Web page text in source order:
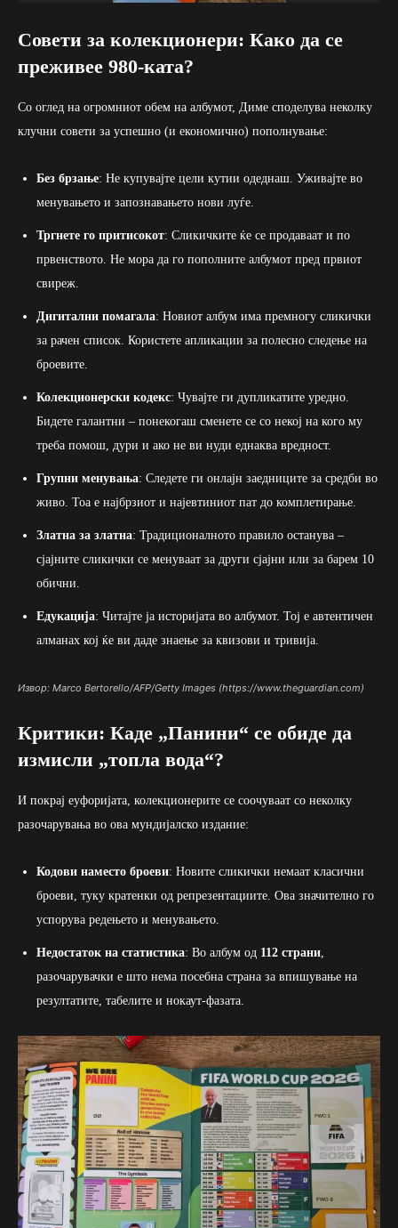
Совети за колекционери: Како да се
преживее 980-ката?
Со оглед на огромниот обем на албумот, Диме споделува неколку
клучни совети за успешно (и економично) пополнување:
Без брзање: Не купувајте цели кутии одеднаш. Уживајте во
менувањето и запознавањето нови луѓе.
Тргнете го притисокот: Сликичките ќе се продаваат и по
првенството. Не мора да го пополните албумот пред првиот
свиреж.
Дигитални помагала: Новиот албум има премногу сликички
за рачен список. Користете апликации за полесно следење на
броевите.
Колекционерски кодекс: Чувајте ги дупликатите уредно.
Бидете галантни – понекогаш сменете се со некој на кого му
треба помош, дури и ако не ви нуди еднаква вредност.
Групни менувања: Следете ги онлајн заедниците за средби во
живо. Тоа е најбрзиот и најевтиниот пат до комплетирање.
Златна за златна: Традиционалното правило останува –
сјајните сликички се менуваат за други сјајни или за барем 10
обични.
Едукација: Читајте ја историјата во албумот. Тој е автентичен
алманах кој ќе ви даде знаење за квизови и тривија.
Извор: Marco Bertorello/AFP/Getty Images (https://www.theguardian.com)
Критики: Каде „Панини“ се обиде да
измисли „топла вода“?
И покрај еуфоријата, колекционерите се соочуваат со неколку
разочарувања во ова мундијалско издание:
Кодови наместо броеви: Новите сликички немаат класични
броеви, туку кратенки од репрезентациите. Ова значително го
успорува редењето и менувањето.
Недостаток на статистика: Во албум од 112 страни,
разочарувачки е што нема посебна страна за впишување на
резултатите, табелите и нокаут-фазата.